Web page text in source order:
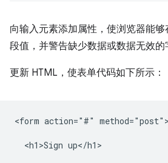
向输入元素添加属性，使浏览器能
段值，并警告缺少数据或数据无效的
更新 HTML，使表单代码如下所示：
<form action="#" method="post">
  <h1>Sign up</h1>